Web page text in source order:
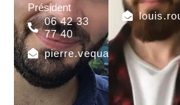
Président
06 42 33
77 40